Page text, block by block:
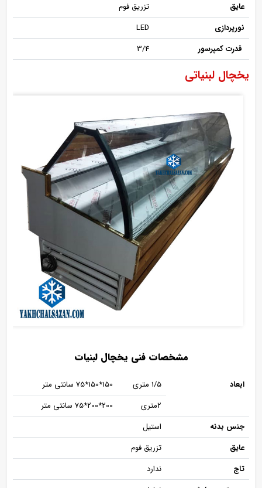
عایق
تزریق فوم
نورپردازی
LED
قدرت کمپرسور
3/4
یخچال لبنیاتی
مشخصات فنی یخچال لبنیات
ابعاد 1/5 متری
150*150*75 سانتی متر
2متری
200*200*75 سانتی متر
جنس بدنه
استیل
عایق
تزریق فوم
تاج
ندارد